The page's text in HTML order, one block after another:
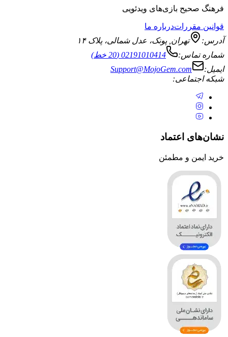
فرهنگ صحیح بازی‌های ویدئویی
قوانین مقرراتدرباره ما
آدرس:
تهران ,پونک، عدل شمالی، پلاک ۱۴
شماره تماس:
02191010414 (20 خط)
ایمیل:
Support@MojoGem.com
شبکه اجتماعی:
نشان‌های اعتماد
خرید ایمن و مطمئن